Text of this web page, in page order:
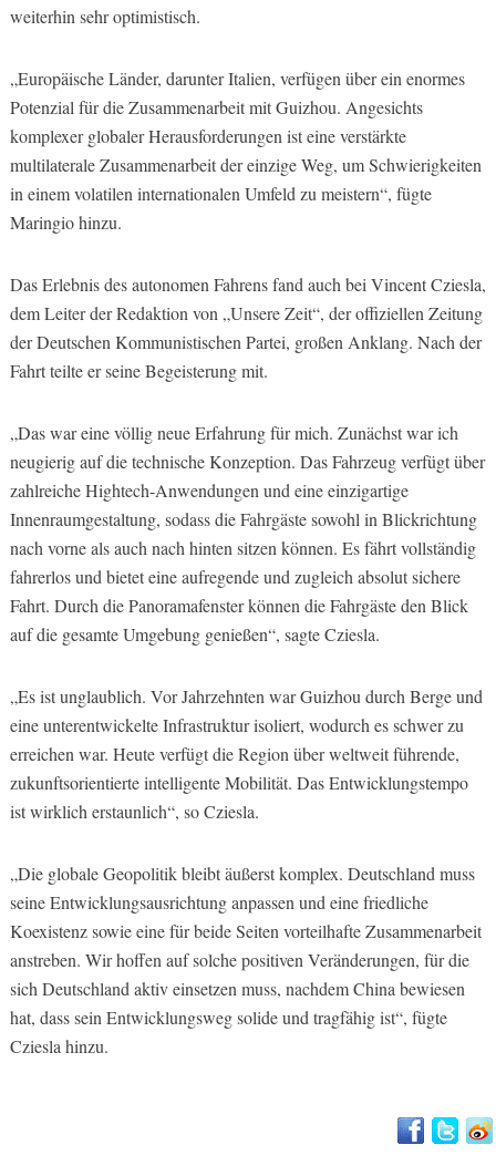
weiterhin sehr optimistisch.
„Europäische Länder, darunter Italien, verfügen über ein enormes
Potenzial für die Zusammenarbeit mit Guizhou. Angesichts
komplexer globaler Herausforderungen ist eine verstärkte
multilaterale Zusammenarbeit der einzige Weg, um Schwierigkeiten
in einem volatilen internationalen Umfeld zu meistern“, fügte
Maringio hinzu.
Das Erlebnis des autonomen Fahrens fand auch bei Vincent Cziesla,
dem Leiter der Redaktion von „Unsere Zeit“, der offiziellen Zeitung
der Deutschen Kommunistischen Partei, großen Anklang. Nach der
Fahrt teilte er seine Begeisterung mit.
„Das war eine völlig neue Erfahrung für mich. Zunächst war ich
neugierig auf die technische Konzeption. Das Fahrzeug verfügt über
zahlreiche Hightech-Anwendungen und eine einzigartige
Innenraumgestaltung, sodass die Fahrgäste sowohl in Blickrichtung
nach vorne als auch nach hinten sitzen können. Es fährt vollständig
fahrerlos und bietet eine aufregende und zugleich absolut sichere
Fahrt. Durch die Panoramafenster können die Fahrgäste den Blick
auf die gesamte Umgebung genießen“, sagte Cziesla.
„Es ist unglaublich. Vor Jahrzehnten war Guizhou durch Berge und
eine unterentwickelte Infrastruktur isoliert, wodurch es schwer zu
erreichen war. Heute verfügt die Region über weltweit führende,
zukunftsorientierte intelligente Mobilität. Das Entwicklungstempo
ist wirklich erstaunlich“, so Cziesla.
„Die globale Geopolitik bleibt äußerst komplex. Deutschland muss
seine Entwicklungsausrichtung anpassen und eine friedliche
Koexistenz sowie eine für beide Seiten vorteilhafte Zusammenarbeit
anstreben. Wir hoffen auf solche positiven Veränderungen, für die
sich Deutschland aktiv einsetzen muss, nachdem China bewiesen
hat, dass sein Entwicklungsweg solide und tragfähig ist“, fügte
Cziesla hinzu.